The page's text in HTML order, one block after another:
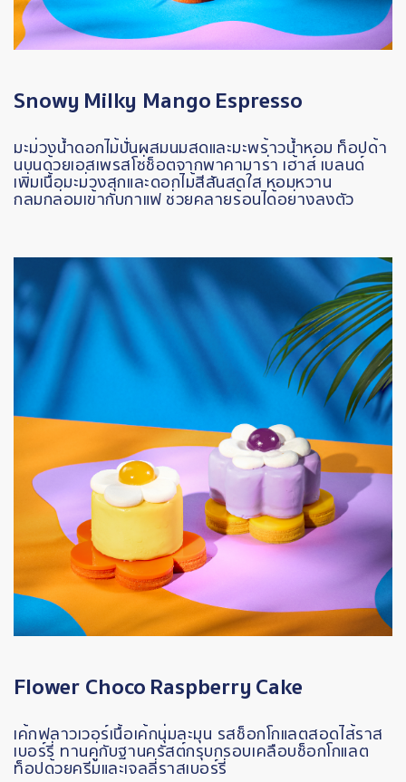
Snowy Milky MangoEspresso
มะม่วงน้ำดอกไม้ปั่นผสมนมสดและมะพร้าวน้ำหอม ท็อปด้า
นบนด้วยเอสเพรสโซ่ช็อตจากพาคามาร่า เฮ้าส์ เบลนด์
เพิ่มเนื้อมะม่วงสุกและดอกไม้สีสันสดใส หอมหวาน
กลมกล่อมเข้ากับกาแฟ ช่วยคลายร้อนได้อย่างลงตัว
Flower ChocoRaspberryCake
เค้กฟลาวเวอร์เนื้อเค้กนุ่มละมุน รสช็อกโกแลตสอดไส้ราส
เบอร์รี่ ทานคู่กับฐานครัสต์กรุบกรอบเคลือบช็อกโกแลต
ท็อปด้วยครีมและเจลลี่ราสเบอร์รี่